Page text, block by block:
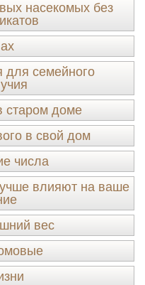
насекомых без
для семейного
старом доме
в свой дом
числа
влияют на ваше
вес